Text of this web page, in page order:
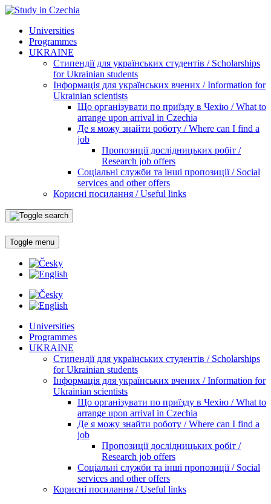
Universities
Programmes
UKRAINE
Стипендії для українських студентів / Scholarships
for Ukrainian students
Інформація для українських вчених / Information for
Ukrainian scientists
Що організувати по приїзду в Чехію / What to
arrange upon arrival in Czechia
Де я можу знайти роботу / Where can I find a
job
Пропозиції дослідницьких робіт /
Research job offers
Соціальні служби та інші пропозиції / Social
services and other offers
Корисні посилання / Useful links
Toggle menu
Universities
Programmes
UKRAINE
Стипендії для українських студентів / Scholarships
for Ukrainian students
Інформація для українських вчених / Information for
Ukrainian scientists
Що організувати по приїзду в Чехію / What to
arrange upon arrival in Czechia
Де я можу знайти роботу / Where can I find a
job
Пропозиції дослідницьких робіт /
Research job offers
Соціальні служби та інші пропозиції / Social
services and other offers
Корисні посилання / Useful links